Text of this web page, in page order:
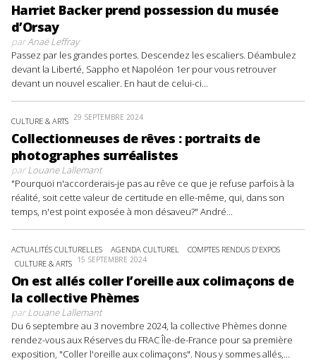
Harriet Backer prend possession du musée
d’Orsay
parAnaë Leffray
Passez par les grandes portes. Descendez les escaliers. Déambulez
devant la Liberté, Sappho et Napoléon 1er pour vous retrouver
devant un nouvel escalier. En haut de celui-ci...
CULTURE & ARTS 29 SEPTEMBRE 2024
Collectionneuses de rêves : portraits de
photographes surréalistes
parLouane Lallemant
"Pourquoi n'accorderais-je pas au rêve ce que je refuse parfois à la
réalité, soit cette valeur de certitude en elle-même, qui, dans son
temps, n'est point exposée à mon désaveu?" André...
ACTUALITÉS CULTURELLES AGENDA CULTUREL
COMPTES RENDUS D'EXPOS
CULTURE & ARTS 15 SEPTEMBRE 2024
On est allés coller l’oreille aux colimaçons de
la collective Phèmes
parLouane Lallemant
Du 6 septembre au 3 novembre 2024, la collective Phèmes donne
rendez-vous aux Réserves du FRAC Île-de-France pour sa première
exposition, "Coller l'oreille aux colimaçons". Nous y sommes allés,...